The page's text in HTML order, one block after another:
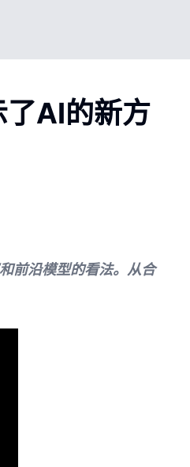
AI的新方
前沿模型的看法。从合